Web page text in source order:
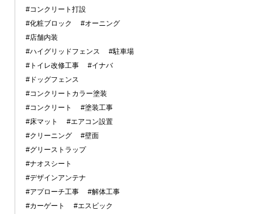
#コンクリート打設
#化粧ブロック
#オーニング
#店舗内装
#ハイグリッドフェンス
#駐車場
#トイレ改修工事
#イナバ
#ドッグフェンス
#コンクリートカラー塗装
#コンクリート
#塗装工事
#床マット
#エアコン設置
#クリーニング
#壁面
#グリーストラップ
#ナオスシート
#デザインアンテナ
#アプローチ工事
#解体工事
#カーゲート
#エスビック